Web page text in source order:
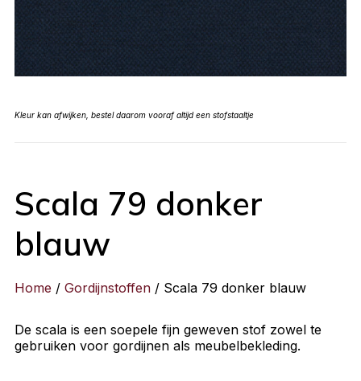
Kleur kan afwijken, bestel daarom vooraf altijd een stofstaaltje
Scala 79 donker
blauw
Home / Gordijnstoffen / Scala 79 donker blauw
De scala is een soepele fijn geweven stof zowel te
gebruiken voor gordijnen als meubelbekleding.